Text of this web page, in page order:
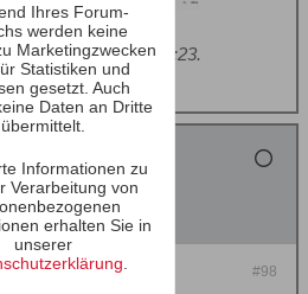
;14.09.2024, 17:23.
#98
Ihres Forum-
werden keine
Marketingzwecken
Statistiken und
gesetzt. Auch
Daten an Dritte
übermittelt.
Informationen zu
Verarbeitung von
erhalten Sie in
unserer